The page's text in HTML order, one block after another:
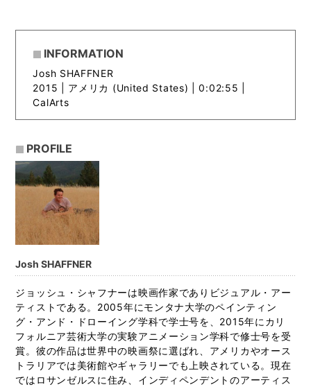
INFORMATION
Josh SHAFFNER
2015 | アメリカ (United States) | 0:02:55 |
CalArts
PROFILE
Josh SHAFFNER
ジョッシュ・シャフナーは映画作家でありビジュアル・アー
ティストである。2005年にモンタナ大学のペインティン
グ・アンド・ドローイング学科で学士号を、2015年にカリ
フォルニア芸術大学の実験アニメーション学科で修士号を受
賞。彼の作品は世界中の映画祭に選ばれ、アメリカやオース
トラリアでは美術館やギャラリーでも上映されている。現在
ではロサンゼルスに住み、インディペンデントのアーティス